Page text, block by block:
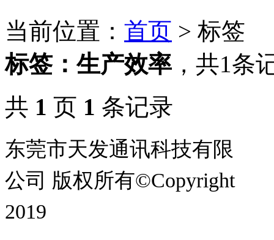
当前位置： 首页 > 标签
标签：生产效率 ， 共1条
共 1 页 1 条记录
东莞市天发通讯科技有限
公司 版权所有©Copyright
2019